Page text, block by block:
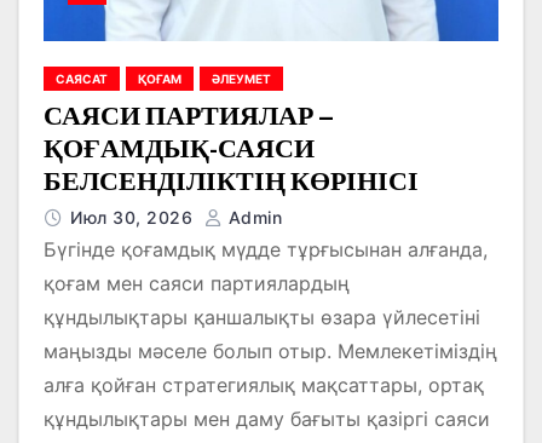
САЯСАТ ҚОҒАМ ӘЛЕУМЕТ
САЯСИ ПАРТИЯЛАР –
ҚОҒАМДЫҚ-САЯСИ
БЕЛСЕНДІЛІКТІҢ КӨРІНІСІ
Июл 30, 2026 Admin
Бүгінде қоғамдық мүдде тұрғысынан алғанда,
қоғам мен саяси партиялардың
құндылықтары қаншалықты өзара үйлесетіні
маңызды мәселе болып отыр. Мемлекетіміздің
алға қойған стратегиялық мақсаттары, ортақ
құндылықтары мен даму бағыты қазіргі саяси